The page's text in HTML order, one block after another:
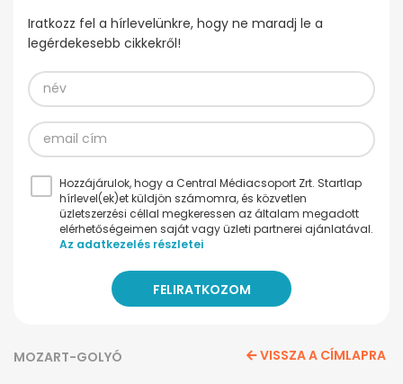
Iratkozz fel a hírlevelünkre, hogy ne maradj le a
legérdekesebb cikkekről!
Hozzájárulok, hogy a Central Médiacsoport Zrt. Startlap
hírlevel(ek)et küldjön számomra, és közvetlen
üzletszerzési céllal megkeressen az általam megadott
elérhetőségeimen saját vagy üzleti partnerei ajánlatával.
Az adatkezelés részletei
MOZART-GOLYÓ VISSZA A CÍMLAPRA